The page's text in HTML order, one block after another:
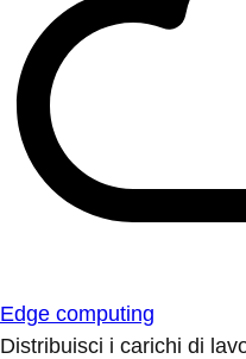
Edge computing
Distribuisci i carichi di